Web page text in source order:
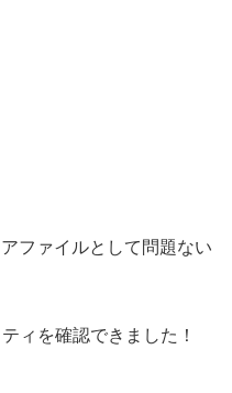
ファイルとして問題ない
ィを確認できました！